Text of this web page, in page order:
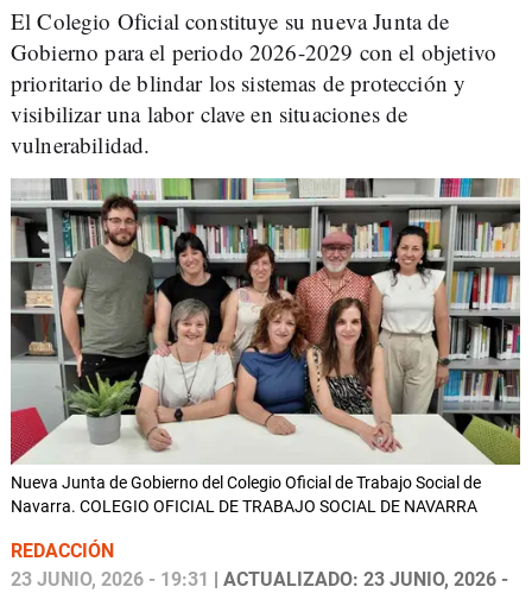
El Colegio Oficial constituye su nueva Junta de
Gobierno para el periodo 2026-2029 con el objetivo
prioritario de blindar los sistemas de protección y
visibilizar una labor clave en situaciones de
vulnerabilidad.
Nueva Junta de Gobierno del Colegio Oficial de Trabajo Social de
Navarra. COLEGIO OFICIAL DE TRABAJO SOCIAL DE NAVARRA
REDACCIÓN
23 JUNIO, 2026 - 19:31
| ACTUALIZADO: 23 JUNIO, 2026 -